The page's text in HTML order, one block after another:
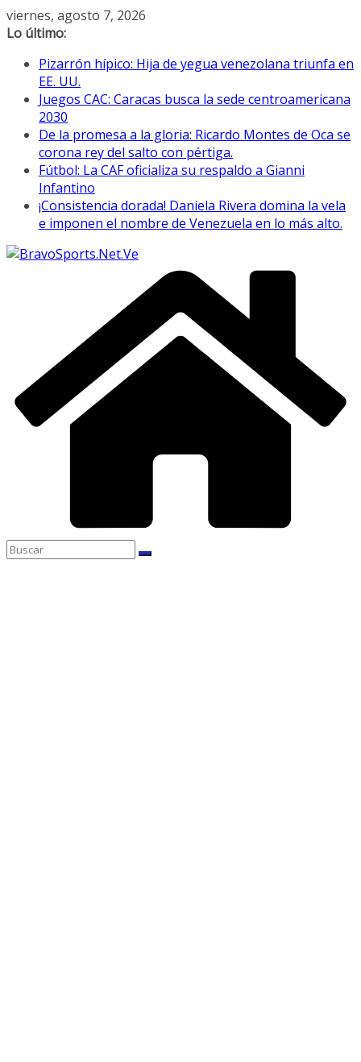
Saltar
al
viernes, agosto 7, 2026
Lo último:
Pizarrón hípico: Hija de yegua venezolana triunfa en
EE. UU.
Juegos CAC: Caracas busca la sede centroamericana
2030
De la promesa a la gloria: Ricardo Montes de Oca se
corona rey del salto con pértiga.
Fútbol: La CAF oficializa su respaldo a Gianni
Infantino
¡Consistencia dorada! Daniela Rivera domina la vela
e imponen el nombre de Venezuela en lo más alto.